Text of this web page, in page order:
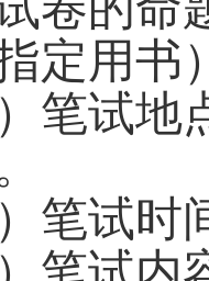
定用书
试地点
试时间